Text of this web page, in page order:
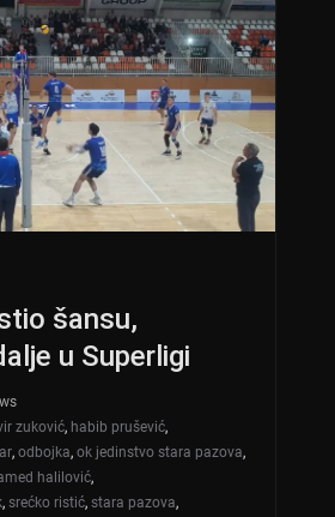
šansu,
u Superligi
zuković, habib prušević,
, odbojka, ok jedinstvo stara pazova,
halilović,
, srećko ristić, stara pazova,